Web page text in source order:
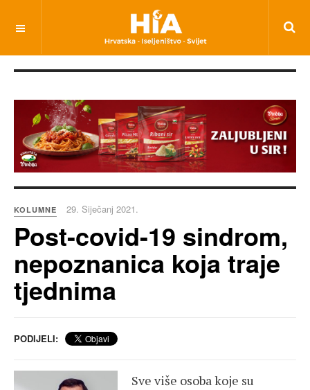
KOLUMNE 29. Siječanj 2021.
Post-covid-19 sindrom,
nepoznanica koja traje
tjednima
PODIJELI:
Sve više osoba koje su